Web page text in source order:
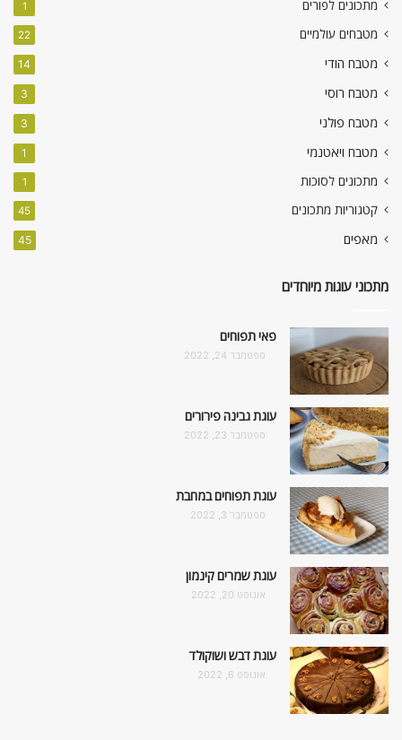
מתכונים לפורים 1
מטבחים עולמיים 22
מטבח הודי 14
מטבח רוסי 3
מטבח פולני 3
מטבח ויאטנמי 1
מתכונים לסוכות 1
קטגוריות מתכונים 45
מאפים 45
מתכוני עוגות מיוחדים
פאי תפוחים
ספטמבר 24, 2022
עוגת גבינה פירורים
ספטמבר 23, 2022
עוגת תפוחים במחבת
ספטמבר 3, 2022
עוגת שמרים קינמון
אוגוסט 20, 2022
עוגת דבש ושוקולד
אוגוסט 6, 2022